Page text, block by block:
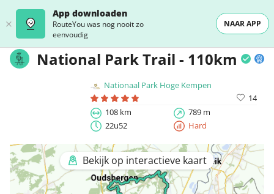
App downloaden
RouteYou was nog nooit zo
eenvoudig
NAAR APP
National Park Trail - 110km
Nationaal Park Hoge Kempen
14
108 km
789 m
22u52
Hard
Bekijk op interactieve kaart